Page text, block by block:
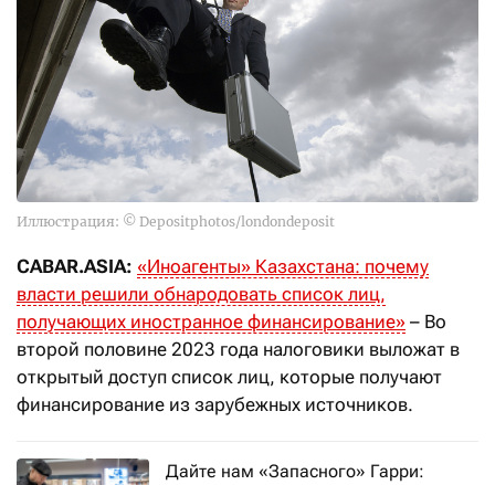
Иллюстрация: © Depositphotos/londondeposit
CABAR.ASIA: «Иноагенты» Казахстана: почему
власти решили обнародовать список лиц,
получающих иностранное финансирование» – Во
второй половине 2023 года налоговики выложат в
открытый доступ список лиц, которые получают
финансирование из зарубежных источников.
Дайте нам «Запасного» Гарри: